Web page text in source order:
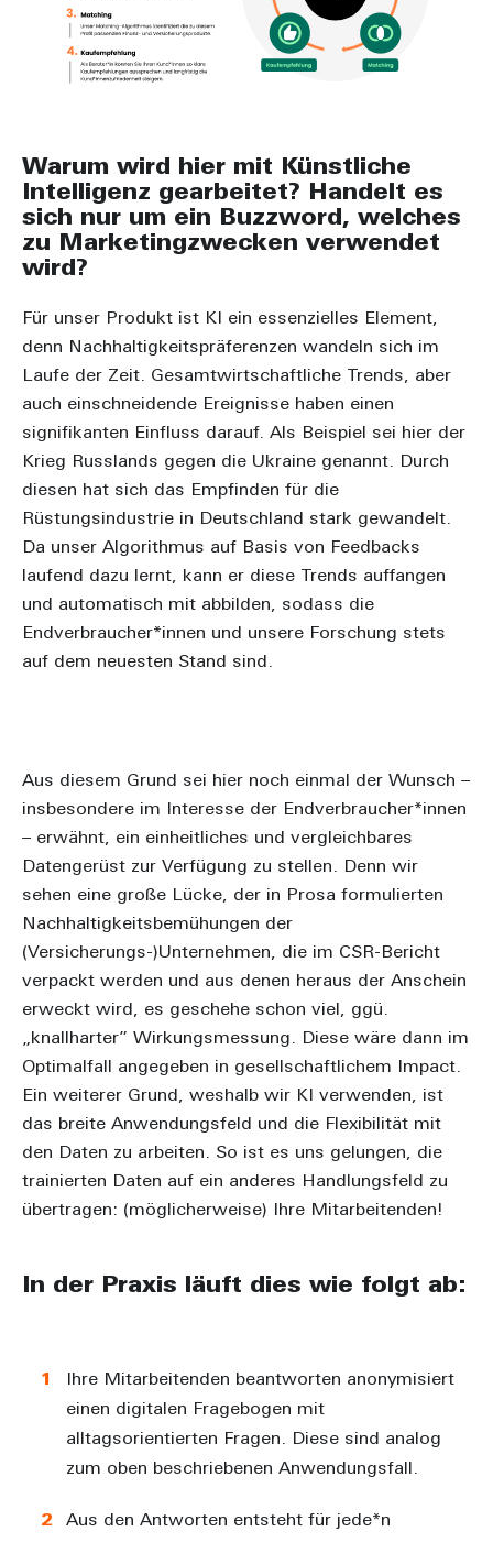
Warum wird hier mit Künstliche
Intelligenz gearbeitet? Handelt es
sich nur um ein Buzzword, welches
zu Marketingzwecken verwendet
wird?
Für unser Produkt ist KI ein essenzielles Element,
denn Nachhaltigkeitspräferenzen wandeln sich im
Laufe der Zeit. Gesamtwirtschaftliche Trends, aber
auch einschneidende Ereignisse haben einen
signifikanten Einfluss darauf. Als Beispiel sei hier der
Krieg Russlands gegen die Ukraine genannt. Durch
diesen hat sich das Empfinden für die
Rüstungsindustrie in Deutschland stark gewandelt.
Da unser Algorithmus auf Basis von Feedbacks
laufend dazu lernt, kann er diese Trends auffangen
und automatisch mit abbilden, sodass die
Endverbraucher*innen und unsere Forschung stets
auf dem neuesten Stand sind.
Aus diesem Grund sei hier noch einmal der Wunsch –
insbesondere im Interesse der Endverbraucher*innen
– erwähnt, ein einheitliches und vergleichbares
Datengerüst zur Verfügung zu stellen. Denn wir
sehen eine große Lücke, der in Prosa formulierten
Nachhaltigkeitsbemühungen der
(Versicherungs-)Unternehmen, die im CSR-Bericht
verpackt werden und aus denen heraus der Anschein
erweckt wird, es geschehe schon viel, ggü.
„knallharter” Wirkungsmessung. Diese wäre dann im
Optimalfall angegeben in gesellschaftlichem Impact.
Ein weiterer Grund, weshalb wir KI verwenden, ist
das breite Anwendungsfeld und die Flexibilität mit
den Daten zu arbeiten. So ist es uns gelungen, die
trainierten Daten auf ein anderes Handlungsfeld zu
übertragen: (möglicherweise) Ihre Mitarbeitenden!
In der Praxis läuft dies wie folgt ab:
Ihre Mitarbeitenden beantworten anonymisiert
einen digitalen Fragebogen mit
alltagsorientierten Fragen. Diese sind analog
zum oben beschriebenen Anwendungsfall.
Aus den Antworten entsteht für jede*n